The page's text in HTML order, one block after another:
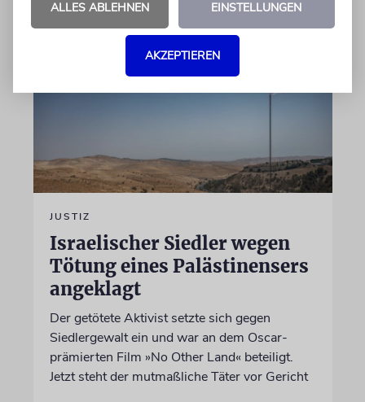
JUSTIZ
Israelischer Siedler wegen
Tötung eines Palästinensers
angeklagt
Der getötete Aktivist setzte sich gegen
Siedlergewalt ein und war an dem Oscar-
prämierten Film »No Other Land« beteiligt.
Jetzt steht der mutmaßliche Täter vor Gericht
ALLES ABLEHNEN EINSTELLUNGEN
AKZEPTIEREN